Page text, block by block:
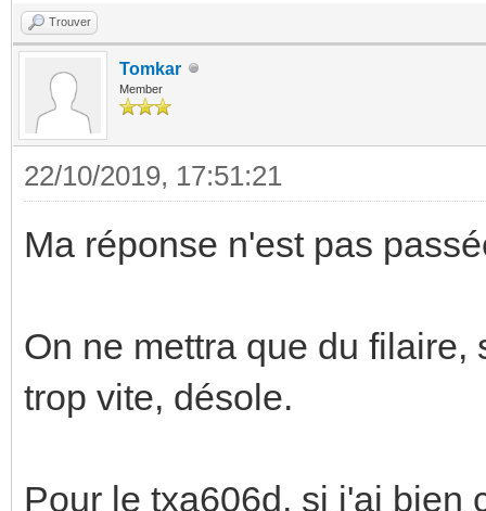
Trouver
Tomkar
Member
22/10/2019, 17:51:21
Ma réponse n'est pas
On ne mettra que du
trop vite, désole.
Pour le txa606d, si j'ai bien